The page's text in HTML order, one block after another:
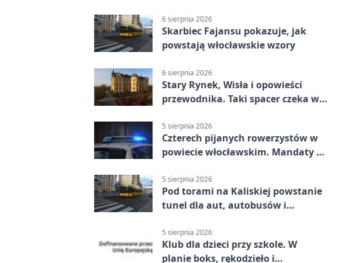
6 sierpnia 2026
Skarbiec Fajansu pokazuje, jak
powstają włocławskie wzory
6 sierpnia 2026
Stary Rynek, Wisła i opowieści
przewodnika. Taki spacer czeka we
5 sierpnia 2026
Czterech pijanych rowerzystów w
powiecie włocławskim. Mandaty po
5 sierpnia 2026
Pod torami na Kaliskiej powstanie
tunel dla aut, autobusów i
5 sierpnia 2026
Klub dla dzieci przy szkole. W
planie boks, rękodzieło i